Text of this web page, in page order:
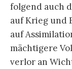
folgend auch
auf Krieg und
auf
mächtigere
verlor an